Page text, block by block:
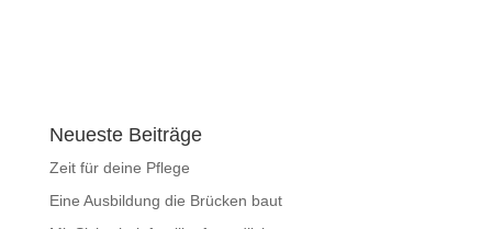
Neueste Beiträge
Zeit für deine Pflege
Eine Ausbildung die Brücken baut